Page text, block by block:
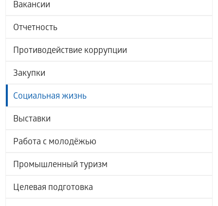
Вакансии
Отчетность
Противодействие коррупции
Закупки
Социальная жизнь
Выставки
Работа с молодёжью
Промышленный туризм
Целевая подготовка